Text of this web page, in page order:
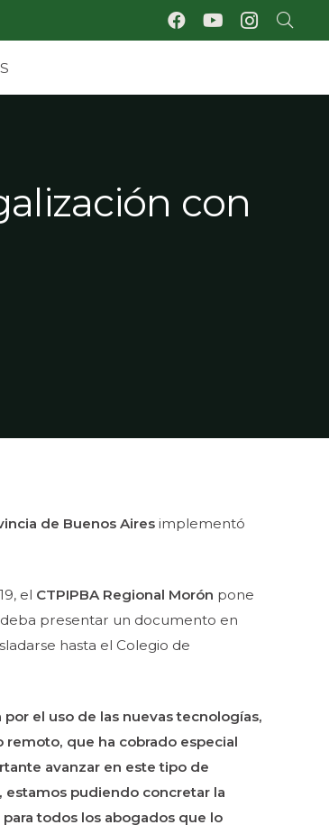
con
de Buenos Aires implementó
el CTPIPBA Regional Morón pone
deba presentar un documento en
hasta el Colegio de
el uso de las nuevas tecnologías,
remoto, que ha cobrado especial
avanzar en este tipo de
pudiendo concretar la
todos los abogados que lo